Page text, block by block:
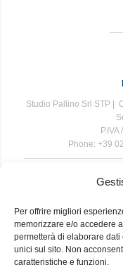
Per offrire migliori
memorizzare e/o accedere
permetterà di elaborare
unici sul sito. Non
caratteristiche e funzioni.
Studio Pallino Srl STP |
Phone: +39
The information
while we endeavour to
make no representations
about the
with respect to the
related graphics